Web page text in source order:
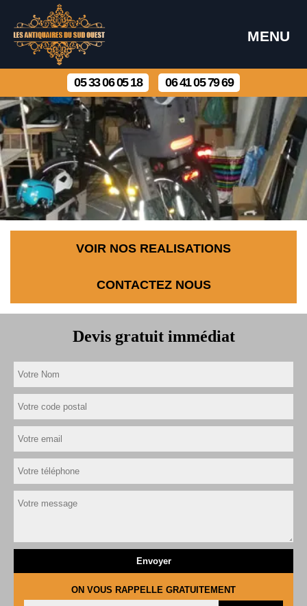
MENU
05 33 06 05 18 06 41 05 79 69
VOIR NOS REALISATIONS
CONTACTEZ NOUS
Devis gratuit immédiat
ON VOUS RAPPELLE GRATUITEMENT